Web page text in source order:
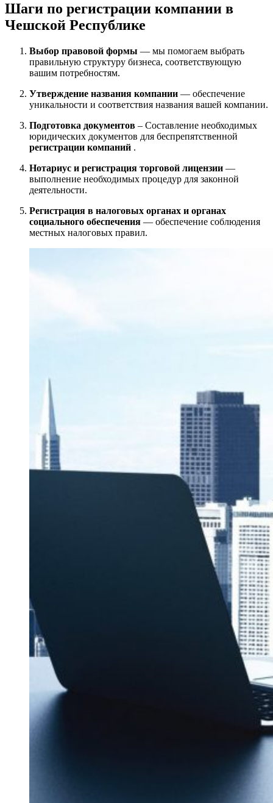
Шаги по регистрации компании в
Чешской Республике
Выбор правовой формы — мы помогаем выбрать
правильную структуру бизнеса, соответствующую
вашим потребностям.
Утверждение названия компании — обеспечение
уникальности и соответствия названия вашей компании.
Подготовка документов – Составление необходимых
юридических документов для беспрепятственной
регистрации компаний .
Нотариус и регистрация торговой лицензии —
выполнение необходимых процедур для законной
деятельности.
Регистрация в налоговых органах и органах
социального обеспечения — обеспечение соблюдения
местных налоговых правил.